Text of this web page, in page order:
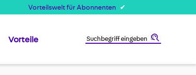
Vorteilswelt für Abonnenten
Vorteile